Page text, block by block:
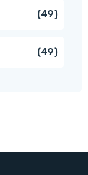
4949
4949